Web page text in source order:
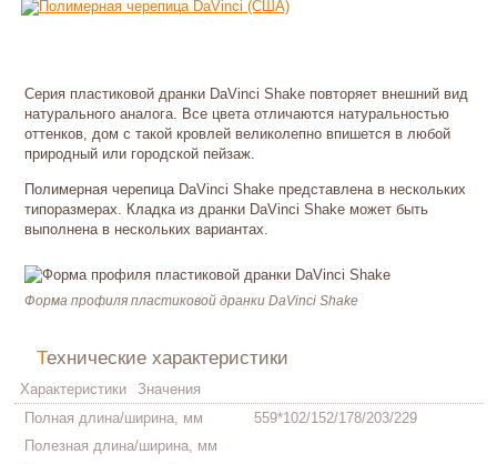
Серия пластиковой дранки DaVinci Shake повторяет внешний вид
натурального аналога. Все цвета отличаются натуральностью
оттенков, дом с такой кровлей великолепно впишется в любой
природный или городской пейзаж.
Полимерная черепица DaVinci Shake представлена в нескольких
типоразмерах. Кладка из дранки DaVinci Shake может быть
выполнена в нескольких вариантах.
Форма профиля пластиковой дранки DaVinci Shake
Технические характеристики
Характеристики
Значения
Полная длина/ширина, мм
559*102/152/178/203/229
Полезная длина/ширина, мм